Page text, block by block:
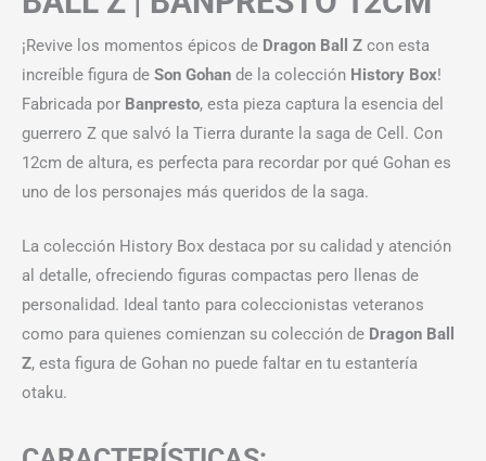
¡Revive los momentos épicos de Dragon Ball Z con esta
increíble figura de Son Gohan de la colección History Box!
Fabricada por Banpresto, esta pieza captura la esencia del
guerrero Z que salvó la Tierra durante la saga de Cell. Con
12cm de altura, es perfecta para recordar por qué Gohan es
uno de los personajes más queridos de la saga.
La colección History Box destaca por su calidad y atención
al detalle, ofreciendo figuras compactas pero llenas de
personalidad. Ideal tanto para coleccionistas veteranos
como para quienes comienzan su colección de Dragon Ball
Z, esta figura de Gohan no puede faltar en tu estantería
otaku.